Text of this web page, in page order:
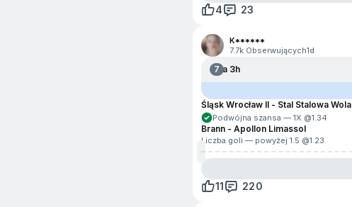
4
23
K******
7.7k Obserwujących1d
7Za 3h
Śląsk Wrocław II - Stal Stalowa Wola
Podwójna szansa — 1X @1.34
Brann - Apollon Limassol
Liczba goli — powyżej 1.5 @1.23
11
220